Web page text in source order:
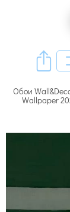
Обои
Wallpaper